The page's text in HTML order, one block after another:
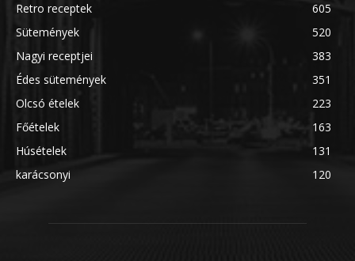
Retro receptek
605
Sütemények
520
Nagyi receptjei
383
Édes sütemények
351
Olcsó ételek
223
Főételek
163
Húsételek
131
karácsonyi
120